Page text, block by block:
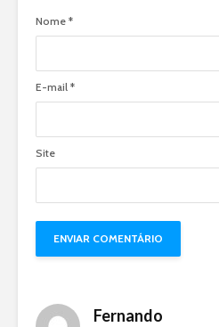
Nome *
E-mail *
Site
Fernando